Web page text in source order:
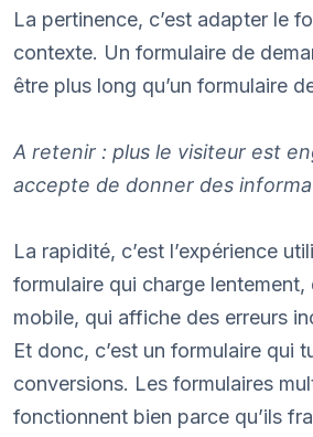
La pertinence, c’est adapter le
contexte. Un formulaire de
être plus long qu’un formulaire
A retenir : plus le visiteur est
accepte de donner des
La rapidité, c’est l’expérience
formulaire qui charge lentement,
mobile, qui affiche des erreurs
Et donc, c’est un formulaire qui
conversions. Les formulaires
fonctionnent bien parce qu’ils